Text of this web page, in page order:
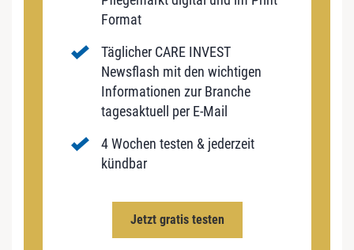
Format
Täglicher CARE INVEST
Newsflash mit den wichtigen
Informationen zur Branche
tagesaktuell per E-Mail
4 Wochen testen & jederzeit
kündbar
Jetzt gratis testen